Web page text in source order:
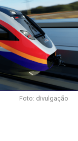
Foto: divulgação